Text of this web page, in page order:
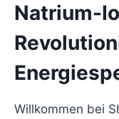
Natrium-
Willkommen bei